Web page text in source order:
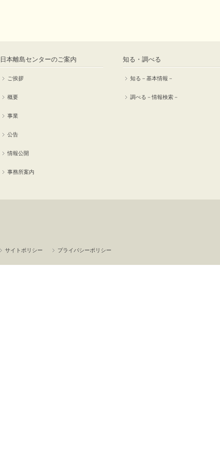
日本離島センターのご案内
ご挨拶
概要
事業
公告
情報公開
事務所案内
知る・調べる
知る－基本情報－
調べる－情報検索－
サイトポリシー プライバシーポリシー